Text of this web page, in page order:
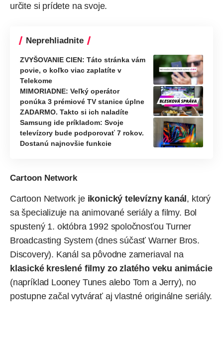
určite si prídete na svoje.
Neprehliadnite
ZVYŠOVANIE CIEN: Táto stránka vám
povie, o koľko viac zaplatíte v
Telekome
MIMORIADNE: Veľký operátor
ponúka 3 prémiové TV stanice úplne
ZADARMO. Takto si ich naladíte
Samsung ide príkladom: Svoje
televízory bude podporovať 7 rokov.
Dostanú najnovšie funkcie
Cartoon Network
Cartoon Network je ikonický televízny kanál , ktorý
sa špecializuje na animované seriály a filmy. Bol
spustený 1. októbra 1992 spoločnosťou Turner
Broadcasting System (dnes súčasť Warner Bros.
Discovery). Kanál sa pôvodne zameriaval na
klasické kreslené filmy zo zlatého veku animácie
(napríklad Looney Tunes alebo Tom a Jerry), no
postupne začal vytvárať aj vlastné originálne seriály.